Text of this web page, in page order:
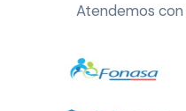
Atendemos